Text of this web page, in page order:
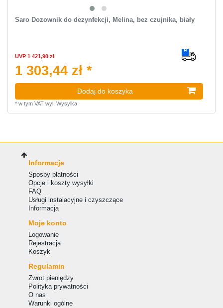
Saro Dozownik do dezynfekcji, Melina, bez czujnika, biały
UVP 1 421,90 zł
1 303,44 zł *
Dodaj do koszyka
* w tym VATwyl. Wysylka
Informacje
Sposby płatności
Opcje i koszty wysyłki
FAQ
Usługi instalacyjne i czyszczące
Informacja
Moje konto
Logowanie
Rejestracja
Koszyk
Regulamin
Zwrot pieniędzy
Polityka prywatności
O nas
Warunki ogólne